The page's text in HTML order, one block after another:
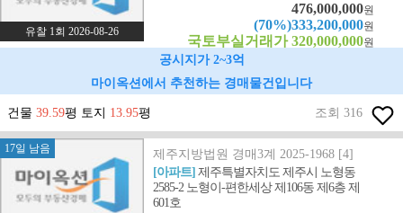
유찰 1회 2026-08-26
476,000,000원
(70%)333,200,000원
국토부실거래가 320,000,000원
공시지가 2~3억
마이옥션에서 추천하는 경매물건입니다
건물 39.59평 토지 13.95평 조회 316
17일 남음
제주지방법원 경매3계 2025-1968 [4]
[아파트]제주특별자치도 제주시 노형동
2585-2 노형이-편한세상 제106동 제6층 제
601호